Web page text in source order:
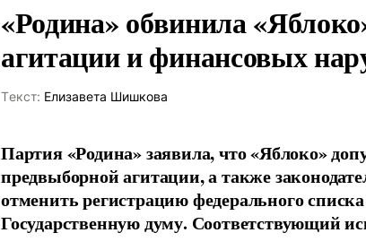
«Родина» обвинила
агитации и финансовых
Tекст: Елизавета Шишкова
Партия «Родина» заявила, что «Яблоко»
предвыборной агитации, а также
отменить регистрацию федерального
Государственную думу. Соответствующий